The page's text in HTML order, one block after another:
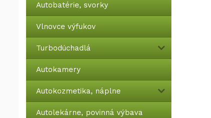
Autobatérie, svorky
Vlnovce výfukov
Turbodúchadlá
Autokamery
Autokozmetika, náplne
Autolekárne, povinná výbava